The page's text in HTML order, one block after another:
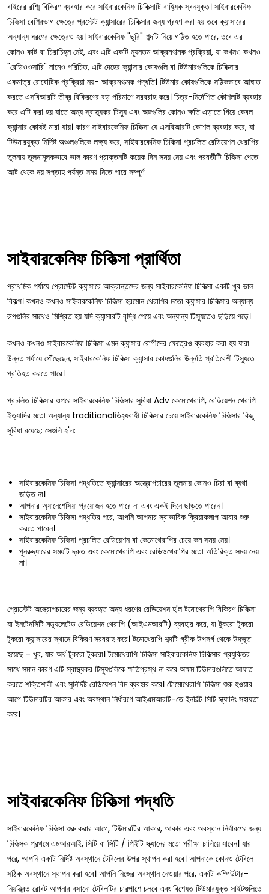
বাইরের রশ্মি বিকিরণ ব্যবহার করে সাইবারকেনিফ চিকিত্সাটি বাহ্যিক স্বনযুক্ত। সাইবারকেনিফ
চিকিত্সা বেশিরভাগ ক্ষেত্রে প্রস্টেট ক্যান্সারের চিকিত্সার জন্য গ্রহণ করা হয় তবে ক্যান্সারের
অন্যান্য ধরণের ক্ষেত্রেও হয়। সাইবারকেনিফ "ছুরি" শব্দটি নিয়ে গঠিত হতে পারে, তবে এর
কোনও কাট বা চিরাচিহ্ন নেই, এবং এটি একটি ন্যূনতম আক্রমণাত্মক প্রক্রিয়া, যা কখনও কখনও
"রেডিওওসারি" নামেও পরিচিত, এটি দেহের ক্যান্সার কোষগুলি বা টিউমারগুলিকে চিকিত্সার
একমাত্র রোবোটিক প্রক্রিয়া নয়- আক্রমণাত্মক পদ্ধতি। টিউমার কোষগুলিকে সঠিকভাবে আঘাত
করতে এসবিআরটি তীব্র বিকিরণের বড় পরিমাণে সরবরাহ করে। চিত্র-নির্দেশিত কৌশলটি ব্যবহার
করে এটি করা হয় যাতে অন্য স্বাস্থ্যকর টিস্যু এবং অঙ্গগুলির কোনও ক্ষতি এড়াতে গিয়ে কেবল
ক্যান্সার কোষই মারা যায়। কারণ সাইবারকেনিফ চিকিত্সা যে এসবিআরটি কৌশল ব্যবহার করে, যা
টিউমারযুক্ত নির্দিষ্ট অঞ্চলগুলিকে লক্ষ্য করে, সাইবারকেনিফ চিকিত্সা প্রচলিত রেডিয়েশন থেরাপির
তুলনায় তুলনামূলকভাবে ভাল কারণ প্রাক্তনটি কয়েক দিন সময় নেয় এবং পরবর্তীটি চিকিত্সা পেতে
আট থেকে নয় সপ্তাহ পর্যন্ত সময় নিতে পারে সম্পূর্ণ
সাইবারকেনিফ চিকিত্সা প্রার্থিতা
প্রাথমিক পর্যায়ে প্রোস্টেট ক্যান্সারে আক্রান্তদের জন্য সাইবারকেনিফ চিকিত্সা একটি খুব ভাল
বিকল্প। কখনও কখনও সাইবারকেনিফ চিকিত্সা হরমোন থেরাপির মতো ক্যান্সার চিকিত্সার অন্যান্য
রূপগুলির সাথেও মিশ্রিত হয় যদি ক্যান্সারটি বৃদ্ধি পেয়ে এবং অন্যান্য টিস্যুতেও ছড়িয়ে পড়ে।
কখনও কখনও সাইবারকেনিফ চিকিত্সা এমন ক্যান্সার রোগীদের ক্ষেত্রেও ব্যবহার করা হয় যারা
উন্নত পর্যায়ে পৌঁছেছেন, সাইবারকেনিফ চিকিত্সা ক্যান্সার কোষগুলির উন্নতি প্রতিবেশী টিস্যুতে
প্রতিহত করতে পারে।
প্রচলিত চিকিত্সার ওপরে সাইবারকেনিফ চিকিত্সার সুবিধা Adv কেমোথেরাপি, রেডিয়েশন থেরাপি
ইত্যাদির মতো অন্যান্য traditionalতিহ্যবাহী চিকিত্সার চেয়ে সাইবারকেনিফ চিকিত্সার কিছু
সুবিধা রয়েছে: সেগুলি হ'ল:
সাইবারকেনিফ চিকিত্সা পদ্ধতিতে ক্যান্সারের অস্ত্রোপচারের তুলনায় কোনও চিরা বা ব্যথা
জড়িত না।
আপনার অ্যানেশেসিয়া প্রয়োজন হতে পারে না এবং একই দিনে ছাড়তে পারেন।
সাইবারকেনিফ চিকিত্সা পদ্ধতির পরে, আপনি আপনার স্বাভাবিক ক্রিয়াকলাপ আবার শুরু
করতে পারেন।
সাইবারকেনিফ চিকিত্সা প্রচলিত রেডিয়েশন বা কেমোথেরাপির চেয়ে কম সময় নেয়।
পুনরুদ্ধারের সময়টি দ্রুত এবং কেমোথেরাপি এবং রেডিওথেরাপির মতো অতিরিক্ত সময় নেয়
না।
প্রোস্টেট অস্ত্রোপচারের জন্য ব্যবহৃত অন্য ধরণের রেডিয়েশন হ'ল টমোথেরাপি বিকিরণ চিকিত্সা
যা ইনটেনসিটি মড্যুলেটেড রেডিয়েশন থেরাপি (আইএমআরটি) ব্যবহার করে, যা টুকরো টুকরো
টুকরো ক্যান্সারের স্থানে বিকিরণ সরবরাহ করে। টমোথেরাপি শব্দটি গ্রীক উপসর্গ থেকে উদ্ভূত
হয়েছে - খুব, যার অর্থ টুকরো টুকরো। টমোথেরাপি চিকিত্সা সাইবারকেনিফ চিকিত্সার প্রযুক্তির
সাথে সমান কারণ এটি স্বাস্থ্যকর টিস্যুগুলিকে ক্ষতিগ্রস্থ না করে অক্ষম টিউমারগুলিতে আঘাত
করতে শক্তিশালী এবং সুনির্দিষ্ট রেডিয়েশন বিম ব্যবহার করে। টোমোথেরাপি চিকিত্সা শুরু হওয়ার
আগে টিউমারটির আকার এবং অবস্থান নির্ধারণে আইএমআরটি-তে ইনবিল্ট সিটি স্ক্যানিং সহায়তা
করে।
সাইবারকেনিফ চিকিত্সা পদ্ধতি
সাইবারকেনিফ চিকিত্সা শুরু করার আগে, টিউমারটির আকার, আকার এবং অবস্থান নির্ধারণের জন্য
চিকিত্সক প্রথমে এমআরআই, সিটি বা সিটি / পিইটি স্ক্যানের মতো পরীক্ষা চালিয়ে যাবেন। যার
পরে, আপনি একটি নির্দিষ্ট অবস্থানে টেবিলের উপর স্থাপন করা হবে। আপনাকে কোনও টেবিলে
সঠিক অবস্থানে স্থাপন করা হবে। আপনি নিজের অবস্থান নেওয়ার পরে, একটি কম্পিউটার-
নিয়ন্ত্রিত রোবট আপনার বসানো টেবিলটির চারপাশে চলবে এবং বিশেষত টিউমারযুক্ত সাইটগুলিতে